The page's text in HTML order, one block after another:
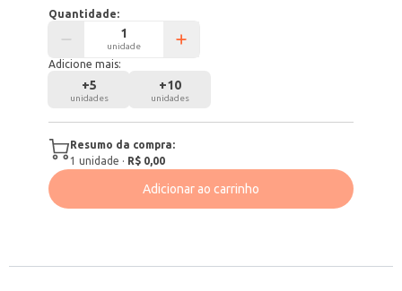
Quantidade:
unidade
Adicione mais:
+5
unidades
+10
unidades
Resumo da compra:
1 unidade · R$ 0,00
Adicionar ao carrinho